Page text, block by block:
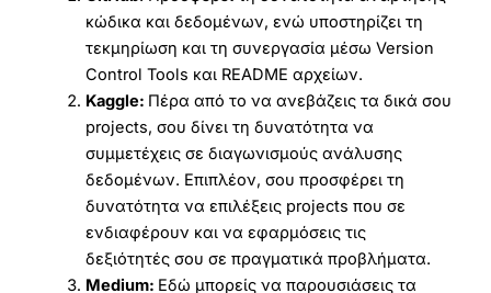
κώδικα και δεδομένων, ενώ υποστηρίζει τη
τεκμηρίωση και τη συνεργασία μέσω Version
Control Tools και README αρχείων.
Kaggle: Πέρα από το να ανεβάζεις τα δικά σου
projects, σου δίνει τη δυνατότητα να
συμμετέχεις σε διαγωνισμούς ανάλυσης
δεδομένων. Επιπλέον, σου προσφέρει τη
δυνατότητα να επιλέξεις projects που σε
ενδιαφέρουν και να εφαρμόσεις τις
δεξιότητές σου σε πραγματικά προβλήματα.
Medium: Εδώ μπορείς να παρουσιάσεις τα